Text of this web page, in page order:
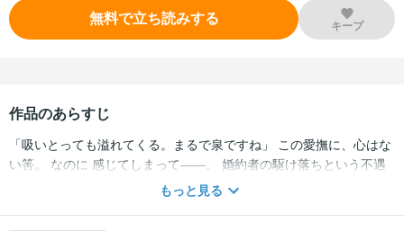
無料で立ち読みする キープ
作品のあらすじ
「吸いとっても溢れてくる。まるで泉ですね」 この愛撫に、心はな
い筈。 なのに 感じてしまって――。 婚約者の駆け落ちという不遇
に見舞われた子爵令嬢のクリスティーナ。ショックを受ける彼女
もっと見る